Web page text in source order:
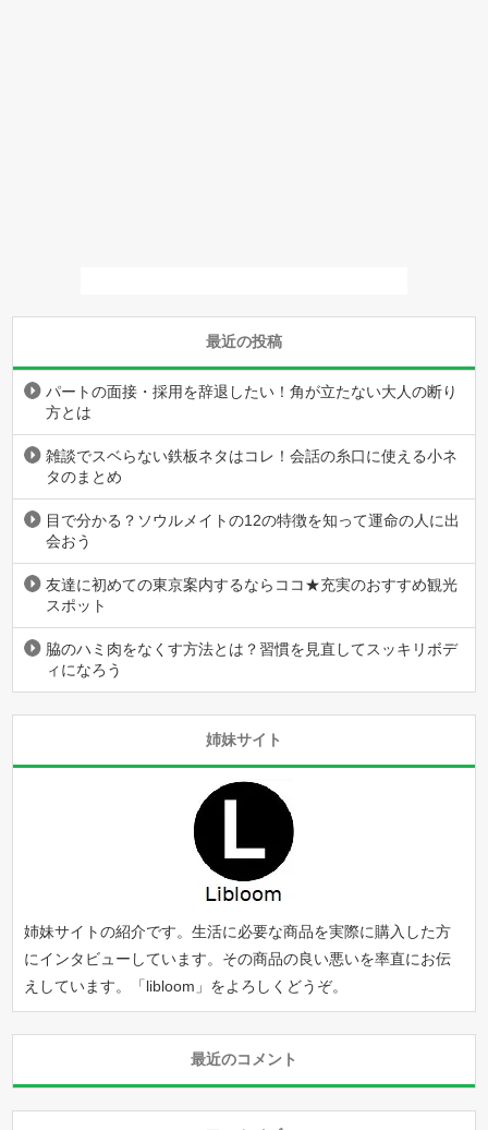
最近の投稿
パートの面接・採用を辞退したい！角が立たない大人の断り
方とは
雑談でスベらない鉄板ネタはコレ！会話の糸口に使える小ネ
タのまとめ
目で分かる？ソウルメイトの12の特徴を知って運命の人に出
会おう
友達に初めての東京案内するならココ★充実のおすすめ観光
スポット
脇のハミ肉をなくす方法とは？習慣を見直してスッキリボデ
ィになろう
姉妹サイト
姉妹サイトの紹介です。生活に必要な商品を実際に購入した方
にインタビューしています。その商品の良い悪いを率直にお伝
えしています。「libloom 」をよろしくどうぞ。
最近のコメント